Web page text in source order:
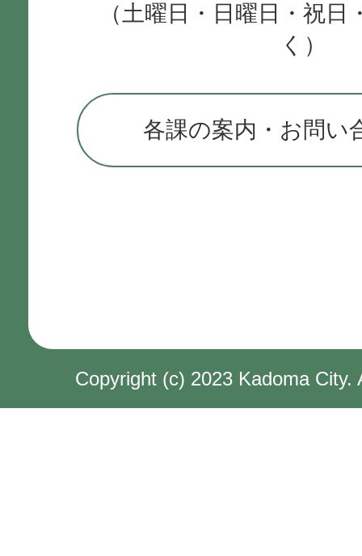
（土曜日・日曜日・祝日
く）
各課の案内・お問い
Copyright (c) 2023 Kadoma City.